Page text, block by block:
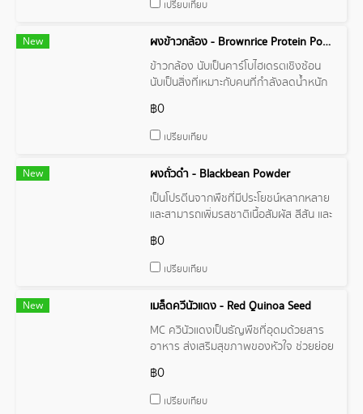
เปรียบเทียบ
New
ผงข้าวกล้อง - Brownrice Protein Powder
ข้าวกล้อง นับเป็นคาร์โบไฮเดรตเชิงซ้อน
นับเป็นสิ่งที่เหมาะกับคนที่กำลังลดน้ำหนัก
฿0
เปรียบเทียบ
New
ผงถั่วดำ - Blackbean Powder
เป็นโปรตีนจากพืชที่มีประโยชน์หลากหลาย
และสามารถเพิ่มรสชาติเนื้อสัมผัส สีสัน และ
฿0
เปรียบเทียบ
New
เมล็ดควีนัวแดง - Red Quinoa Seed
MC ควินัวแดงเป็นธัญพืชที่อุดมด้วยสาร
อาหาร ส่งเสริมสุขภาพของหัวใจ ช่วยย่อย
ควบคุมน้ำหนัก
฿0
เปรียบเทียบ